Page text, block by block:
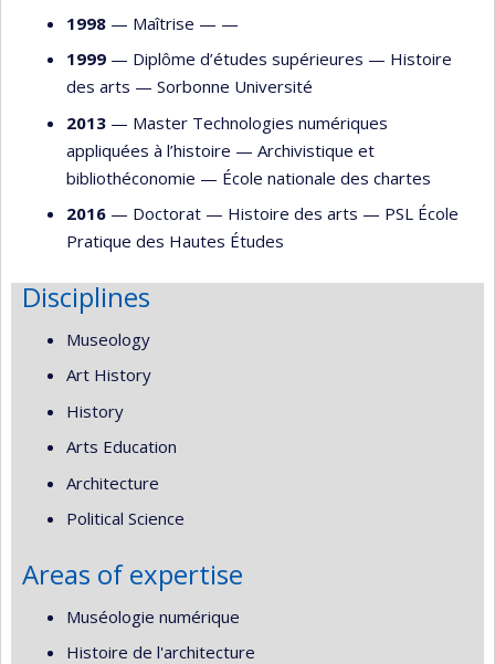
1998 — Maîtrise — —
1999 — Diplôme d’études supérieures — Histoire
des arts — Sorbonne Université
2013 — Master Technologies numériques
appliquées à l’histoire — Archivistique et
bibliothéconomie — École nationale des chartes
2016 — Doctorat — Histoire des arts — PSL École
Pratique des Hautes Études
Disciplines
Museology
Art History
History
Arts Education
Architecture
Political Science
Areas of expertise
Muséologie numérique
Histoire de l'architecture